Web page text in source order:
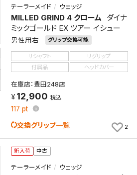
テーラーメイド ウェッジ
MILLED GRIND 4 クローム
ダイナ
ミックゴールド EX ツアー イシュー
男性用右 グリップ交換可能
リシャフト
リグリップ
付属品
ヘッドカバー
在庫店：豊田248店
12,900 税込
117 pt
交換グリップ一覧 2
新入荷 中古
テーラーメイド ウェッジ